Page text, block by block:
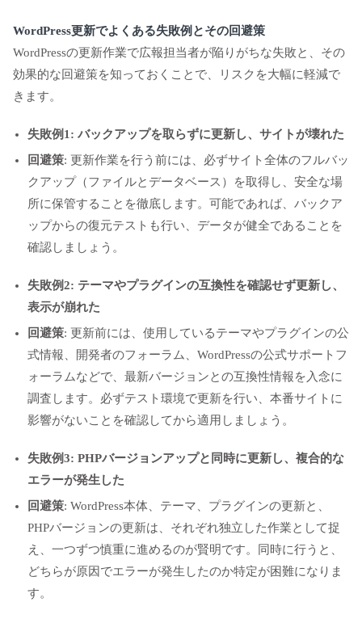
WordPress更新でよくある失敗例とその回避策
WordPressの更新作業で広報担当者が陥りがちな失敗と、その
効果的な回避策を知っておくことで、リスクを大幅に軽減で
きます。
失敗例1: バックアップを取らずに更新し、サイトが壊れた
回避策: 更新作業を行う前には、必ずサイト全体のフルバッ
クアップ（ファイルとデータベース）を取得し、安全な場
所に保管することを徹底します。可能であれば、バックア
ップからの復元テストも行い、データが健全であることを
確認しましょう。
失敗例2: テーマやプラグインの互換性を確認せず更新し、
表示が崩れた
回避策: 更新前には、使用しているテーマやプラグインの公
式情報、開発者のフォーラム、WordPressの公式サポートフ
ォーラムなどで、最新バージョンとの互換性情報を入念に
調査します。必ずテスト環境で更新を行い、本番サイトに
影響がないことを確認してから適用しましょう。
失敗例3: PHPバージョンアップと同時に更新し、複合的な
エラーが発生した
回避策: WordPress本体、テーマ、プラグインの更新と、
PHPバージョンの更新は、それぞれ独立した作業として捉
え、一つずつ慎重に進めるのが賢明です。同時に行うと、
どちらが原因でエラーが発生したのか特定が困難になりま
す。